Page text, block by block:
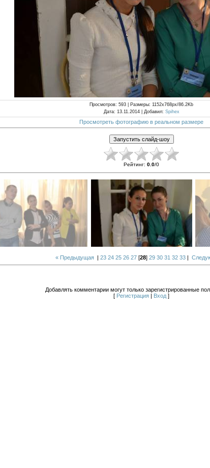
Просмотров: 593 | Размеры: 1152x768px/86.2Kb
Дата: 13.11.2014 | Добавил: Spihex
Просмотреть фотографию в реальном размере
Рейтинг: 0.0/0
« Предыдущая | 23 24 25 26 27 [28] 29 30 31 32 33 |
Добавлять комментарии могут только зарегистрированные
[ Регистрация Вход ]